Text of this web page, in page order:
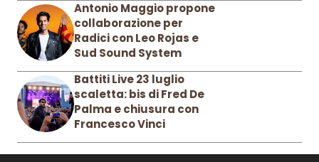
Antonio Maggio propone
collaborazione per
Radici con Leo Rojas e
Sud Sound System
Battiti Live 23 luglio
scaletta: bis di Fred De
Palma e chiusura con
Francesco Vinci